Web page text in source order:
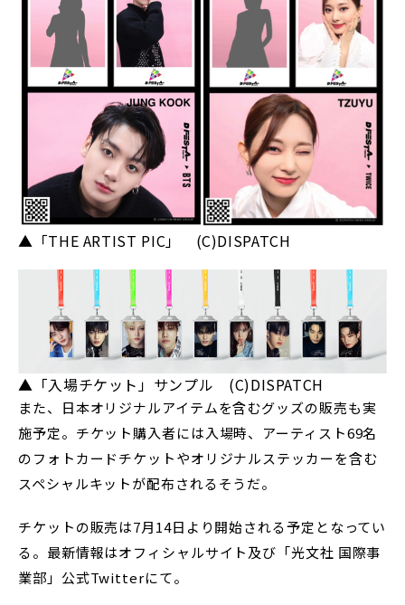
▲「THE ARTIST PIC」 (C)DISPATCH
▲「入場チケット」サンプル (C)DISPATCH
また、日本オリジナルアイテムを含むグッズの販売も実
施予定。チケット購入者には入場時、アーティスト69名
のフォトカードチケットやオリジナルステッカーを含む
スペシャルキットが配布されるそうだ。
チケットの販売は7月14日より開始される予定となってい
る。最新情報はオフィシャルサイト及び「光文社 国際事
業部」公式Twitterにて。